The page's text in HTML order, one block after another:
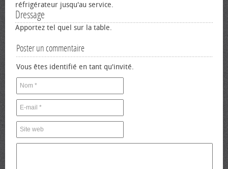
réfrigérateur jusqu'au service.
Dressage
Apportez tel quel sur la table.
Poster un commentaire
Vous êtes identifié en tant qu'invité.